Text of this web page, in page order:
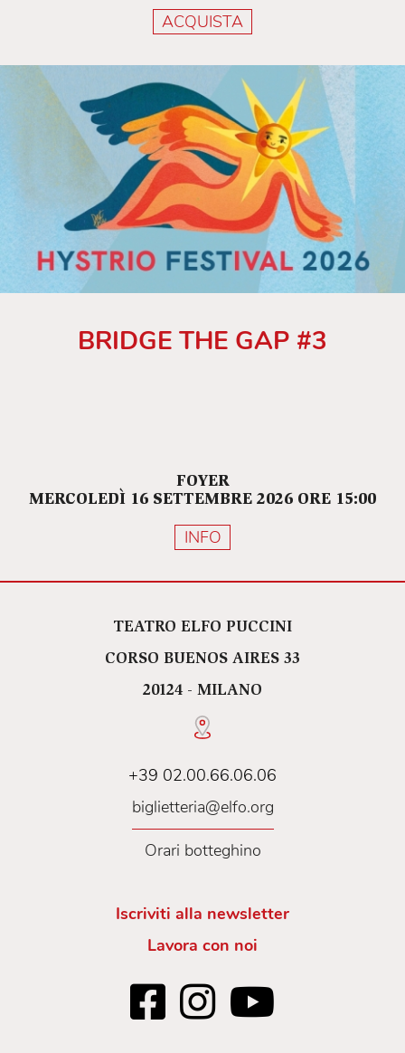
ACQUISTA
BRIDGE THE GAP #3
FOYER
MERCOLEDÌ 16 SETTEMBRE 2026 ORE 15:00
INFO
TEATRO ELFO PUCCINI
CORSO BUENOS AIRES 33
20124 - MILANO
+39 02.00.66.06.06
biglietteria@elfo.org
Orari botteghino
Iscriviti alla newsletter
Lavora con noi